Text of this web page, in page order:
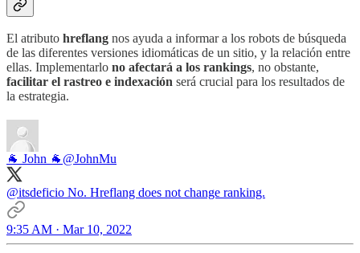
El atributo hreflang nos ayuda a informar a los robots de búsqueda
de las diferentes versiones idiomáticas de un sitio, y la relación entre
ellas. Implementarlo no afectará a los rankings, no obstante,
facilitar el rastreo e indexación será crucial para los resultados de
la estrategia.
🐐 John 🐐 @JohnMu
@itsdeficio No. Hreflang does not change ranking.
9:35 AM · Mar 10, 2022